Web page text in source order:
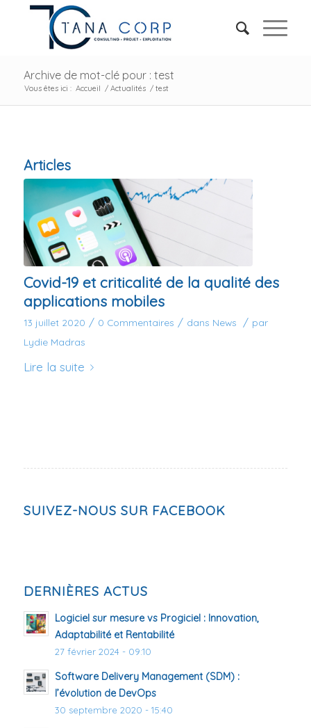
Archive de mot-clé pour : test
Vous êtes ici : Accueil / Actualités / test
Articles
Covid-19 et criticalité de la qualité des
applications mobiles
13 juillet 2020 / 0 Commentaires / dans News / par
Lydie Madras
Lire la suite
SUIVEZ-NOUS SUR FACEBOOK
DERNIÈRES ACTUS
Logiciel sur mesure vs Progiciel : Innovation,
Adaptabilité et Rentabilité
27 février 2024 - 09:10
Software Delivery Management (SDM) :
l’évolution de DevOps
30 septembre 2020 - 15:40